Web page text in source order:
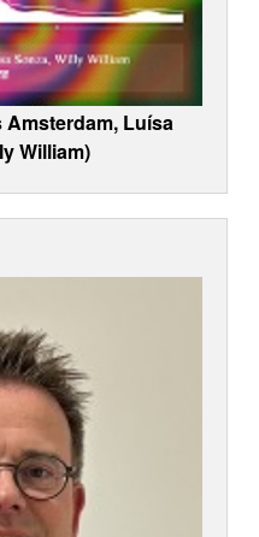
Luísa
William)